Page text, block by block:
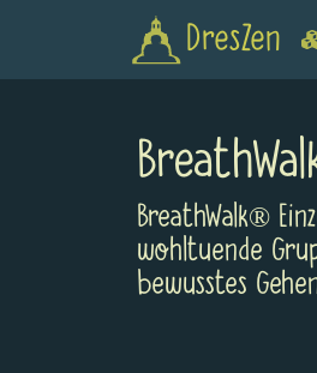
DresZen
BreathWalk®
wohltuende
bewusstes